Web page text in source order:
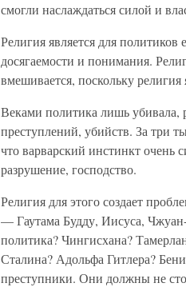
смогли наслаждаться силой и
Религия является для
досягаемости и понимания.
вмешивается, поскольку
Веками политика лишь убивала,
преступлений, убийств. За три
что варварский инстинкт очень
разрушение, господство.
Религия для этого создает
— Гаутама Будду, Иисуса,
политика? Чингисхана?
Сталина? Адольфа Гитлера?
преступники. Они должны не